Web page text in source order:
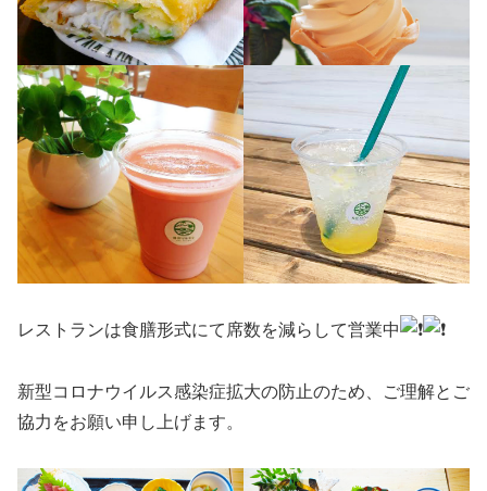
レストランは食膳形式にて席数を減らして営業中
新型コロナウイルス感染症拡大の防止のため、ご理解とご
協力をお願い申し上げます。